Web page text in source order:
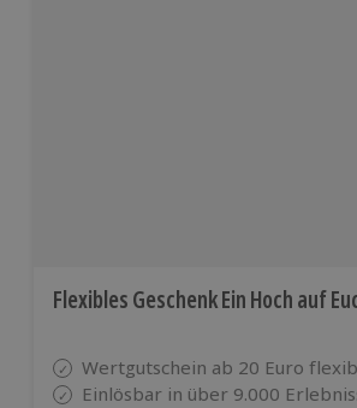
Flexibles Geschenk Ein Hoch auf
Wertgutschein ab 20 Euro
Einlösbar in über 9.000